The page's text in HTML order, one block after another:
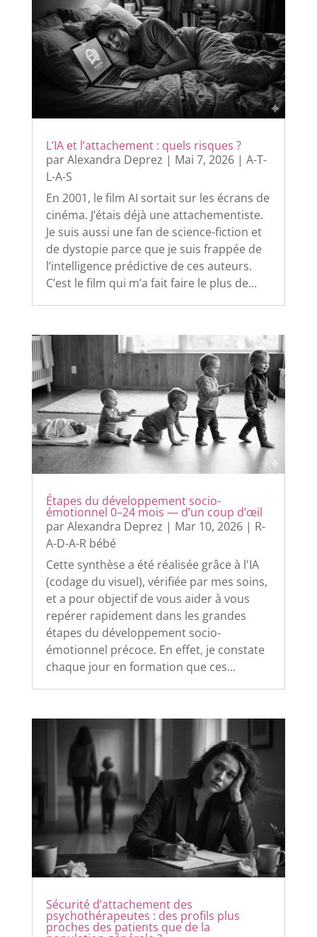
L’IA et l’attachement : quels risques ?
parAlexandra Deprez | Mai 7, 2026| A-T-
L-A-S
En 2001, le film AI sortait sur les écrans de
cinéma. J’étais déjà une attachementiste.
Je suis aussi une fan de science-fiction et
de dystopie parce que je suis frappée de
l’intelligence prédictive de ces auteurs.
C’est le film qui m’a fait faire le plus de...
Étapes du développement socio-
émotionnel 0–24 mois — d’un coup d’œil
parAlexandra Deprez | Mar 10, 2026| R-
A-D-A-R bébé
Cette synthèse a été réalisée grâce à l'IA
(codage du visuel), vérifiée par mes soins,
et a pour objectif de vous aider à vous
repérer rapidement dans les grandes
étapes du développement socio-
émotionnel précoce. En effet, je constate
chaque jour en formation que ces...
Sécurité d’attachement des
psychothérapeutes : des profils plus
proches des patients que de la